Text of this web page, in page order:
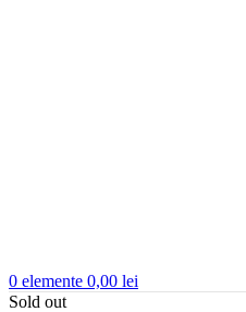
0 elemente 0,00 lei
Sold out